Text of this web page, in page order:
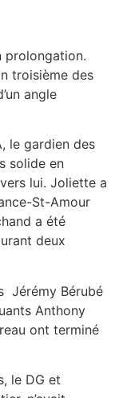
prolongation.
troisième des
angle
le gardien des
solide en
lui. Joliette a
St-Amour
a été
deux
Jérémy Bérubé
Anthony
ont terminé
le DG et